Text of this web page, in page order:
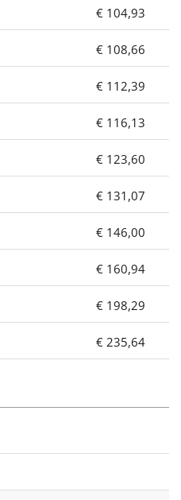
€ 104,93
€ 108,66
€ 112,39
€ 116,13
€ 123,60
€ 131,07
€ 146,00
€ 160,94
€ 198,29
€ 235,64